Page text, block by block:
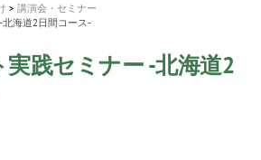
講演会・セミナー
海道2日間コース-
践セミナー -北海道2